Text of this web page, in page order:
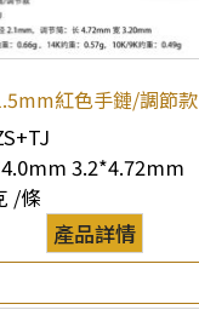
紅色手鏈/調節款
3.2*4.72mm
/條
產品詳情